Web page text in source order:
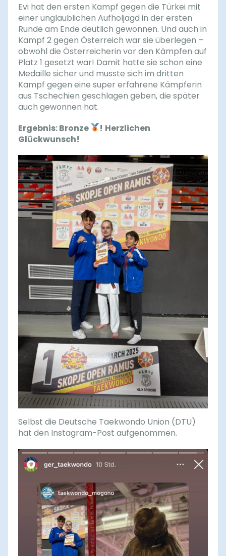
Evi hat den ersten Kampf gegen die Türkei mit
einer unglaublichen Aufholjagd in der ersten
Runde am Ende deutlich gewonnen. Und auch in
Kampf 2 gegen Österreich war sie überlegen –
obwohl die Österreicherin vor den Kämpfen auf
Platz 1 gesetzt war! Damit hatte sie schon eine
Medaille sicher und musste sich im dritten
Kampf gegen eine super erfahrene Kämpferin
aus Tschechien geschlagen geben, die später
auch gewonnen hat.
Ergebnis: Bronze
! Herzlichen
Glückwunsch!
Selbst die Deutsche Taekwondo Union (DTU)
hat den Instagram-Post aufgenommen.